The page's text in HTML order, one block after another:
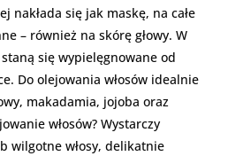
nakłada się jak maskę, na całe
– również na skórę głowy. W
się wypielęgnowane od
Do olejowania włosów idealnie
makadamia, jojoba oraz
włosów? Wystarczy
wilgotne włosy, delikatnie